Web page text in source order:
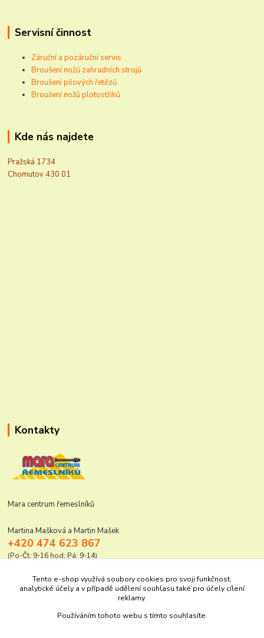
Servisní činnost
Záruční a pozáruční servis
Broušení nožů zahradních strojů
Broušení pilových řetězů
Broušení nožů plotostřihů
Kde nás najdete
Pražská 1734
Chomutov 430 01
Kontakty
Mara centrum řemeslníků
Martina Mašková a Martin Mašek
+420 474 623 867
(Po-Čt: 9-16 hod; Pá: 9-14)
mara@elektro-naradi.cz
Tento e-shop využívá soubory cookies pro svoji funkčnost,
analytické účely a v případě udělení souhlasu také pro účely cílení
reklamy.
Používáním tohoto webu s tímto souhlasíte.